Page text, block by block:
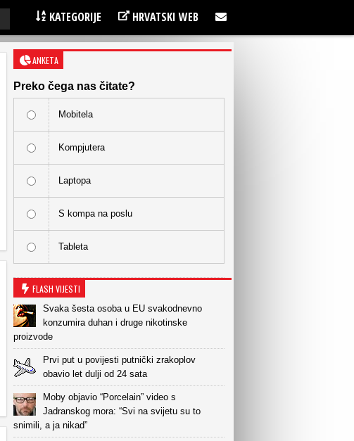
KATEGORIJE HRVATSKI WEB
ANKETA
Preko čega nas čitate?
Mobitela
Kompjutera
Laptopa
S kompa na poslu
Tableta
FLASH VIJESTI
Svaka šesta osoba u EU svakodnevno
konzumira duhan i druge nikotinske
proizvode
Prvi put u povijesti putnički zrakoplov
obavio let dulji od 24 sata
Moby objavio “Porcelain” video s
Jadranskog mora: “Svi na svijetu su to
snimili, a ja nikad”